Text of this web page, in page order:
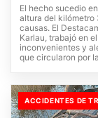
El hecho sucedio
altura del kilómetro
causas. El
Karlau, trabajó en
inconvenientes y
que circularon por
ACCIDENTES DE